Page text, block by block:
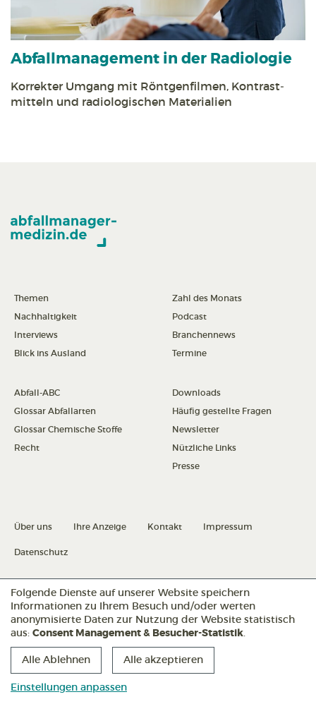
Abfall­management in der Radiologie
Korrekter Umgang mit Röntgen­filmen, Kontrast­
mitteln und radiologischen Materialien
Themen
Nachhaltigkeit
Interviews
Blick ins Ausland
Zahl des Monats
Podcast
Branchennews
Termine
Abfall-ABC
Glossar Abfallarten
Glossar Chemische Stoffe
Recht
Downloads
Häufig gestellte Fragen
Newsletter
Nützliche Links
Presse
Über uns Ihre Anzeige Kontakt Impressum
Datenschutz
Datenschutz konfigurieren
Folgen Sie uns:
Abfallmanager
Abfallmanager
Abfallmanager
Folgende Dienste auf unserer Website speichern
Informationen zu Ihrem Besuch und/oder werten
anonymisierte Daten zur Nutzung der Website statistisch
aus: Consent Management & Besucher-Statistik.
Einstellungen anpassen
Alle Ablehnen Alle akzeptieren